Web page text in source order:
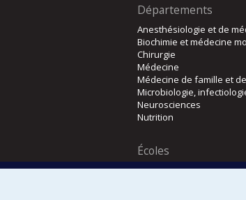
Départements
Anesthésiologie et de
Biochimie et médecine
Chirurgie
Médecine
Médecine de famille et
Microbiologie,
Neurosciences
Nutrition
Écoles
Kinésiologie et des